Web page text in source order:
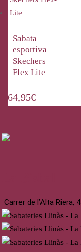
Sabata
esportiva
Skechers
Flex Lite
64,95€
Carrer de l’Alta Riera, 4